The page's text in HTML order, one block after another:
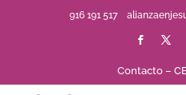
916 191 517
Contacto –